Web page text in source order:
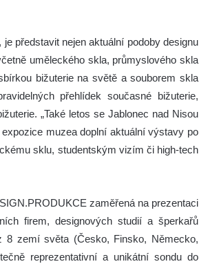
představit nejen aktuální podoby designu
uměleckého skla, průmyslového skla
bižuterie na světě a souborem skla
přehlídek současné bižuterie,
„Také letos se Jablonec nad Nisou
muzea doplní aktuální výstavy po
sklu, studentským vizím či high-tech
zaměřená na prezentaci
firem, designových studií a šperkařů
zemí světa (Česko, Finsko, Německo,
reprezentativní a unikátní sondu do